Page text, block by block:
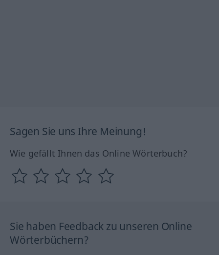
Sagen Sie uns Ihre Meinung!
Wie gefällt Ihnen das Online Wörterbuch?
Sie haben Feedback zu unseren Online
Wörterbüchern?